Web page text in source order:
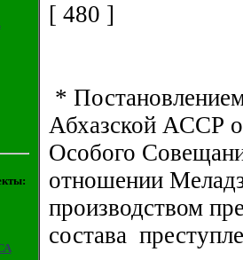
[ 480 ]
*
Абхазской АССР
Особого
отношении
производством
состава